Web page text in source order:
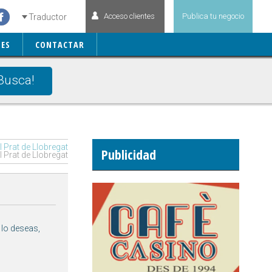
CONTACTAR
Publica tu negocio
Acceso clientes
Traductor
Prat de Llobregat
Prat de Llobregat
deseas,
Publicidad